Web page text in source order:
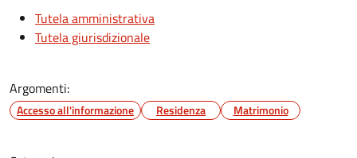
Tutela amministrativa
Tutela giurisdizionale
Argomenti:
Accesso all'informazione Residenza Matrimonio